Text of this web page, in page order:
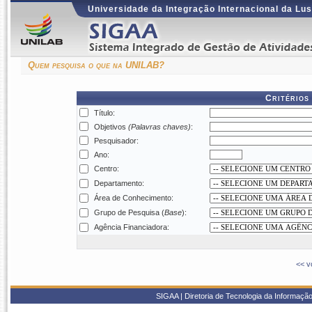
Universidade da Integração Internacional da
Quem pesquisa o que na UNILAB?
Critérios
Título:
Objetivos (Palavras chaves):
Pesquisador:
Ano:
Centro:
Departamento:
Área de Conhecimento:
Grupo de Pesquisa (Base):
Agência Financiadora:
<<
SIGAA | Diretoria de Tecnologia da